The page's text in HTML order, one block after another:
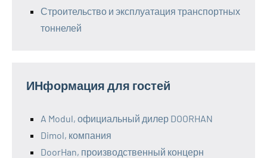
Строительство и эксплуатация транспортных
тоннелей
ИНформация для гостей
A Modul, официальный дилер DOORHAN
Dimol, компания
DoorHan, производственный концерн